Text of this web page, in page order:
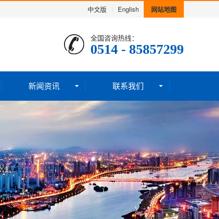
中文版 English 网站地图
全国咨询热线：
0514 - 85857299
新闻资讯 联系我们